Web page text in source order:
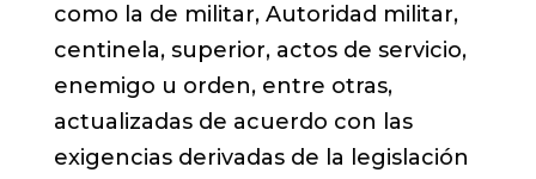
como la de militar, Autoridad militar,
centinela, superior, actos de servicio,
enemigo u orden, entre otras,
actualizadas de acuerdo con las
exigencias derivadas de la legislación